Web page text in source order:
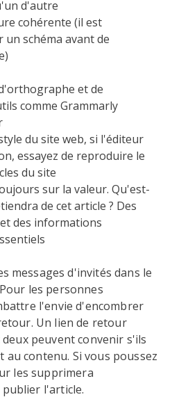
d'autre
cohérente (il est
schéma avant de
et de
comme Grammarly
du site web, si l'éditeur
essayez de reproduire le
du site
sur la valeur. Qu'est-
de cet article ? Des
des informations
messages d'invités dans le
Pour les personnes
l'envie d'encombrer
Un lien de retour
peuvent convenir s'ils
contenu. Si vous poussez
les supprimera
l'article.